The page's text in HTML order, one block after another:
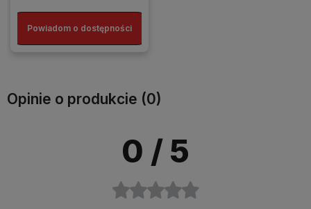
Powiadom o dostępności
Opinie o produkcie (0)
0 / 5